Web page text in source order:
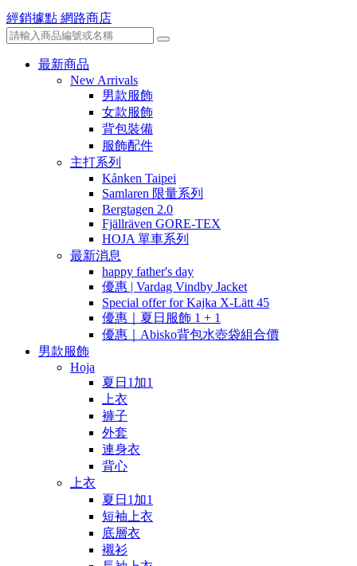
經銷據點 網路商店
最新商品
New Arrivals
男款服飾
女款服飾
背包裝備
服飾配件
主打系列
Kånken Taipei
Samlaren 限量系列
Bergtagen 2.0
Fjällräven GORE-TEX
HOJA 單車系列
最新消息
happy father's day
優惠 | Vardag Vindby Jacket
Special offer for Kajka X-Lätt 45
優惠｜夏日服飾 1 + 1
優惠｜Abisko背包水壺袋組合價
男款服飾
Hoja
夏日1加1
上衣
褲子
外套
連身衣
背心
上衣
夏日1加1
短袖上衣
底層衣
襯衫